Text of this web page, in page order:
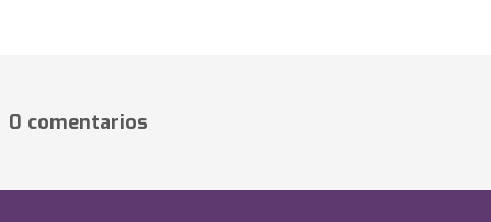
0 comentarios